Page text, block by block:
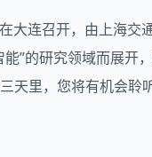
大连召开，由上海
”的研究领域而展
天里，您将有机会聆